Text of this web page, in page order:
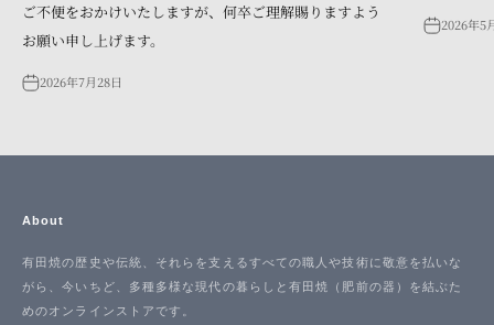
ご不便をおかけいたしますが、何卒ご理解賜りますよう
お願い申し上げます。
2026年7月28日
2026年5
About
有田焼の歴史や伝統、それらを支えるすべての職人や技術に敬意を払いな
がら、今いちど、多種多様な現代の暮らしと有田焼（肥前の器）を結ぶた
めのオンラインストアです。